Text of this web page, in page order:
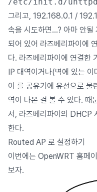
그리고, 192.168.0.1 /
속을 시도하면…? 아마 안될
되어 있어 라즈베리파이에
다. 라즈베리파이에 연결한
IP 대역이거나(벽에 있는
이 를 공유기에 유선으로 물
역이 나온 걸 볼 수 있다. 때
서, 라즈베리파이의 DHCP
한다.
Routed AP 로 설정하기
이번에는 OpenWRT 홈페이
보자.